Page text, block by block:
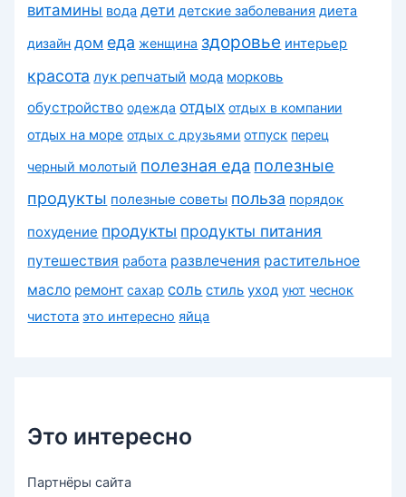
витамины вода дети детские заболевания диета
дизайн дом еда женщина здоровье интерьер
красота лук репчатый мода морковь
обустройство одежда отдых отдых в компании
отдых на море отдых с друзьями отпуск перец
черный молотый полезная еда полезные
продукты полезные советы польза порядок
похудение продукты продукты питания
путешествия работа развлечения растительное
масло ремонт сахар соль стиль уход уют чеснок
чистота это интересно яйца
Это интересно
Партнёры сайта